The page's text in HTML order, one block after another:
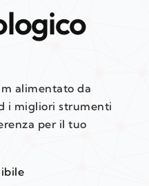
alimentato da
i migliori strumenti
per il tuo